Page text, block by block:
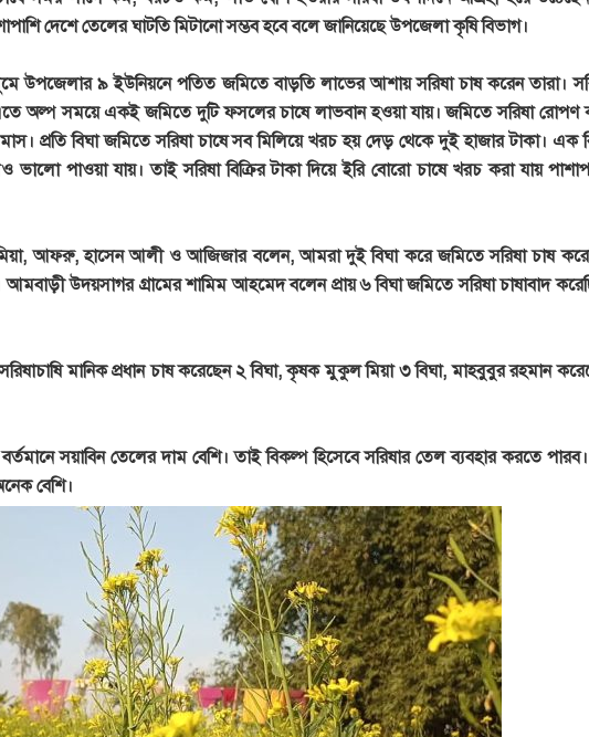
দেশে তেলের ঘাটতি মিটানো সম্ভব হবে বলে জানিয়েছে উপজেলা কৃষি বিভাগ।
উপজেলার ৯ ইউনিয়নে পতিত জমিতে বাড়তি লাভের আশায় সরিষা চাষ করেন তারা।
অল্প সময়ে একই জমিতে দুটি ফসলের চাষে লাভবান হওয়া যায়। জমিতে সরিষা রোপণ
প্রতি বিঘা জমিতে সরিষা চাষে সব মিলিয়ে খরচ হয় দেড় থেকে দুই হাজার টাকা। এক
পাওয়া যায়। তাই সরিষা বিক্রির টাকা দিয়ে ইরি বোরো চাষে খরচ করা যায়
আফরু, হাসেন আলী ও আজিজার বলেন, আমরা দুই বিঘা করে জমিতে সরিষা চাষ
উদয়সাগর গ্রামের শামিম আহমেদ বলেন প্রায় ৬ বিঘা জমিতে সরিষা চাষাবাদ
মানিক প্রধান চাষ করেছেন ২ বিঘা, কৃষক মুকুল মিয়া ৩ বিঘা, মাহবুবুর রহমান
সয়াবিন তেলের দাম বেশি। তাই বিকল্প হিসেবে সরিষার তেল ব্যবহার করতে
বেশি।